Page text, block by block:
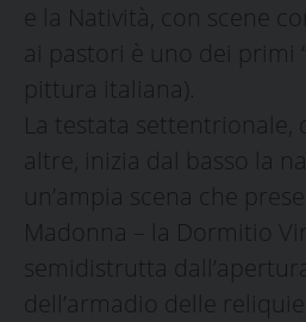
e la Natività, con scene
ai pastori è uno dei primi
pittura italiana).
La testata settentrionale,
altre, inizia dal basso la
un’ampia scena che
Madonna – la Dormitio
semidistrutta
dell’armadio delle